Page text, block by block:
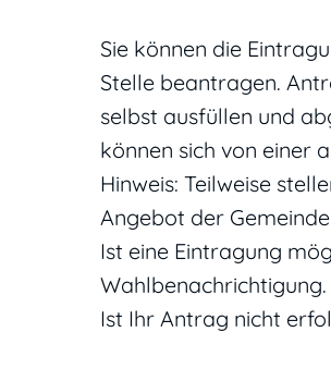
Sie können die
Stelle beantragen.
selbst ausfüllen und
können sich von einer
Hinweis: Teilweise
Angebot der
Ist eine Eintragung
Ist Ihr Antrag nicht